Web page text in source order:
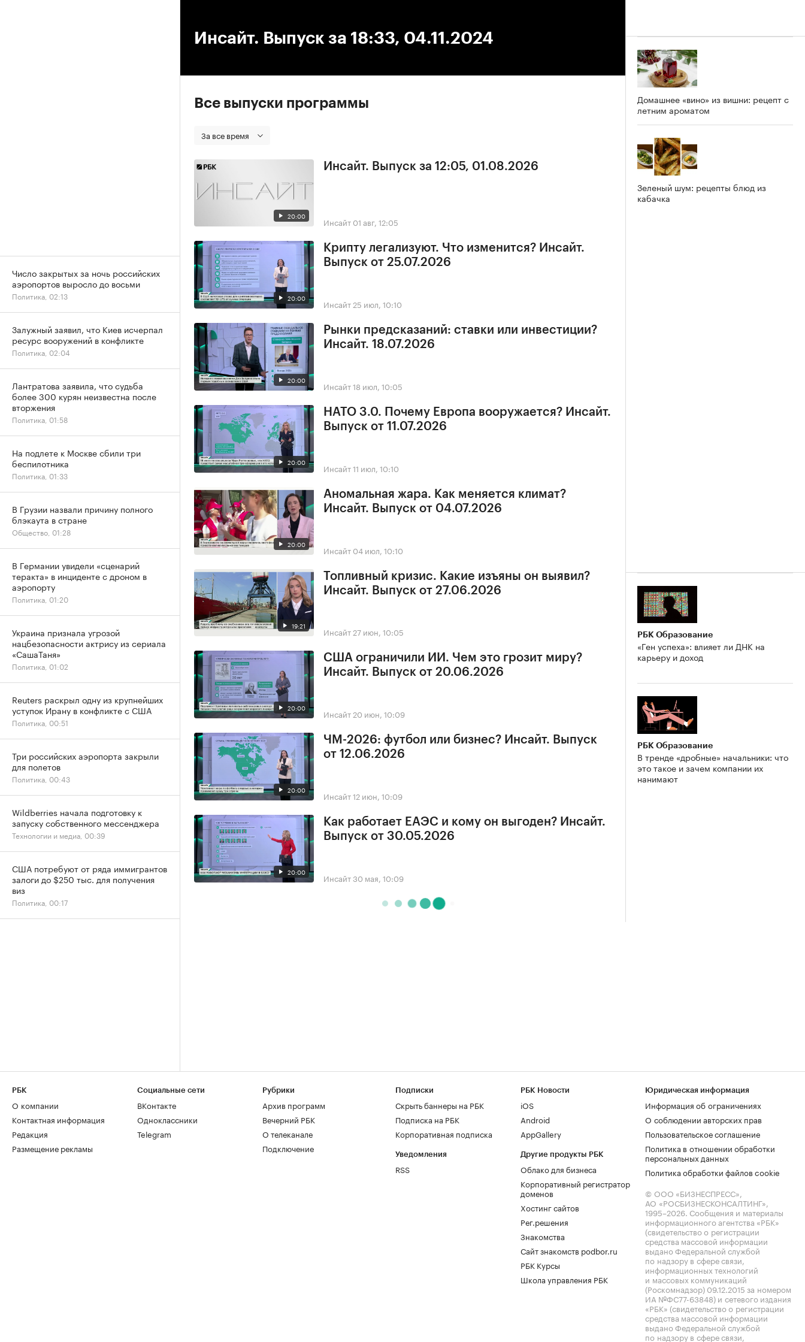
Инсайт. Выпуск за 18:33, 04.11.2024
Все выпуски программы
За все время
20:00
Инсайт. Выпуск за 12:05, 01.08.2026
Инсайт 01 авг, 12:05
20:00
Крипту легализуют. Что изменится? Инсайт.
Выпуск от 25.07.2026
Инсайт 25 июл, 10:10
20:00
Рынки предсказаний: ставки или инвестиции?
Инсайт. 18.07.2026
Инсайт18 июл, 10:05
20:00
НАТО 3.0. Почему Европа вооружается? Инсайт.
Выпуск от 11.07.2026
Инсайт11 июл, 10:10
20:00
Аномальная жара. Как меняется климат?
Инсайт. Выпуск от 04.07.2026
Инсайт 04 июл, 10:10
19:21
Топливный кризис. Какие изъяны он выявил?
Инсайт. Выпуск от 27.06.2026
Инсайт 27 июн, 10:05
20:00
США ограничили ИИ. Чем это грозит миру?
Инсайт. Выпуск от 20.06.2026
Инсайт 20 июн, 10:09
20:00
ЧМ-2026: футбол или бизнес? Инсайт. Выпуск
от 12.06.2026
Инсайт12 июн, 10:09
20:00
Как работает ЕАЭС и кому он выгоден? Инсайт.
Выпуск от 30.05.2026
Инсайт30 мая, 10:09
Домашнее «вино» из вишни: рецепт с
летним ароматом
Зеленый шум: рецепты блюд из
кабачка
РБК Образование
«Ген успеха»: влияет ли ДНК на
карьеру и доход
РБК Образование
В тренде «дробные» начальники: что
это такое и зачем компании их
нанимают
Число закрытых за ночь российских
аэропортов выросло до восьми
Политика, 02:13
Залужный заявил, что Киев исчерпал
ресурс вооружений в конфликте
Политика, 02:04
Лантратова заявила, что судьба
более 300 курян неизвестна после
вторжения
Политика, 01:58
На подлете к Москве сбили три
беспилотника
Политика, 01:33
В Грузии назвали причину полного
блэкаута в стране
Общество, 01:28
В Германии увидели «сценарий
теракта» в инциденте с дроном в
аэропорту
Политика, 01:20
Украина признала угрозой
нацбезопасности актрису из сериала
«СашаТаня»
Политика, 01:02
Reuters раскрыл одну из крупнейших
уступок Ирану в конфликте с США
Политика, 00:51
Три российских аэропорта закрыли
для полетов
Политика, 00:43
Wildberries начала подготовку к
запуску собственного мессенджера
Технологии и медиа, 00:39
США потребуют от ряда иммигрантов
залоги до $250 тыс. для получения
виз
Политика, 00:17
РБК
О компании
Контактная информация
Редакция
Размещение рекламы
Социальные сети
ВКонтакте
Одноклассники
Telegram
Рубрики
Архив программ
Вечерний РБК
О телеканале
Подключение
Подписки
Скрыть баннеры на РБК
Подписка на РБК
Корпоративная подписка
Уведомления
RSS
РБК Новости
iOS
Android
AppGallery
Другие продукты РБК
Облако для бизнеса
Корпоративный регистратор
доменов
Хостинг сайтов
Рег.решения
Знакомства
Сайт знакомств podbor.ru
РБК Курсы
Школа управления РБК
Юридическая информация
Информация об ограничениях
О соблюдении авторских прав
Пользовательское соглашение
Политика в отношении обработки
персональных данных
Политика обработки файлов cookie
© ООО «БИЗНЕСПРЕСС»,
АО «РОСБИЗНЕСКОНСАЛТИНГ»,
1995–2026. Сообщения и материалы
информационного агентства «РБК»
(свидетельство о регистрации
средства массовой информации
выдано Федеральной службой
по надзору в сфере связи,
информационных технологий
и массовых коммуникаций
(Роскомнадзор) 09.12.2015 за номером
ИА №ФС77-63848) и сетевого издания
«РБК» (свидетельство о регистрации
средства массовой информации
выдано Федеральной службой
по надзору в сфере связи,